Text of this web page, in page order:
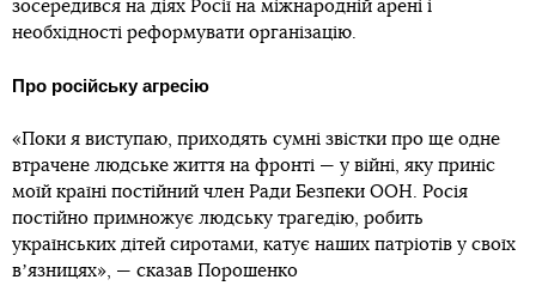
зосередився на діях Росії на міжнародній арені і
необхідності реформувати організацію.
Про російську агресію
«Поки я виступаю, приходять сумні звістки про ще одне
втрачене людське життя на фронті — у війні, яку приніс
моїй країні постійний член Ради Безпеки ООН. Росія
постійно примножує людську трагедію, робить
українських дітей сиротами, катує наших патріотів у своїх
вʼязницях», — сказав Порошенко